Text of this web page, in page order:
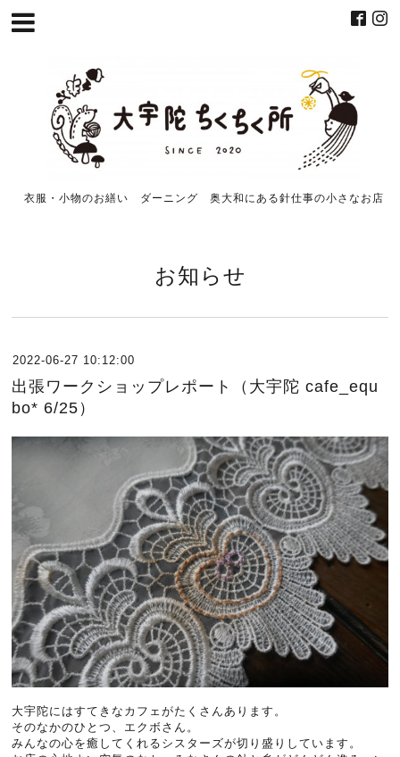
衣服・小物のお繕い ダーニング 奥大和にある針仕事の小さなお店
お知らせ
2022-06-27 10:12:00
出張ワークショップレポート（大宇陀 cafe_equ
bo* 6/25）
大宇陀にはすてきなカフェがたくさんあります。
そのなかのひとつ、エクボさん。
みんなの心を癒してくれるシスターズが切り盛りしています。